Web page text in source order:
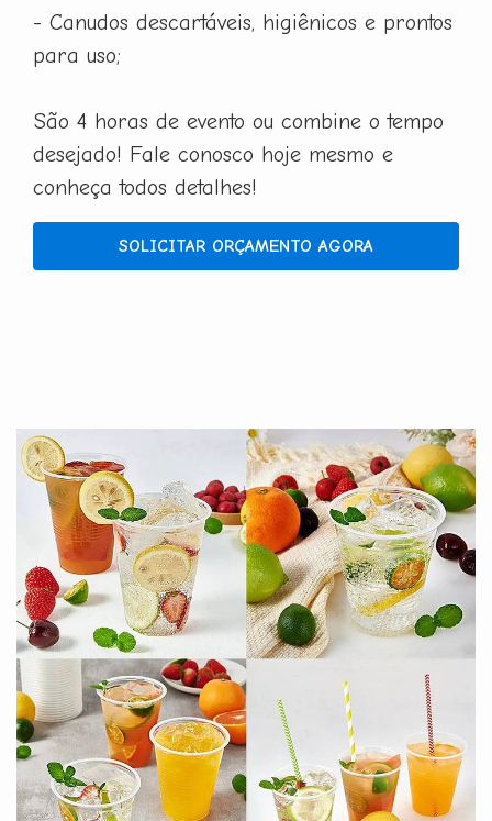
- Canudos descartáveis, higiênicos e prontos
para uso;
São 4 horas de evento ou combine o tempo
desejado! Fale conosco hoje mesmo e
conheça todos detalhes!
SOLICITAR ORÇAMENTO AGORA